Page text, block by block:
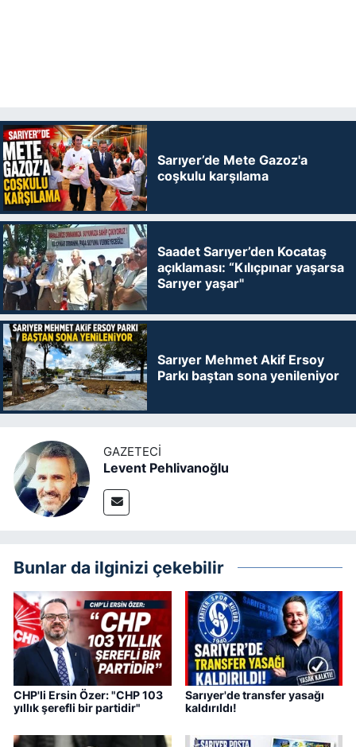
Sarıyer’de Mete Gazoz'a
coşkulu karşılama
Saadet Sarıyer’den Kocataş
açıklaması: “Kılıçpınar yaşarsa
Sarıyer yaşar"
Sarıyer Mehmet Akif Ersoy
Parkı baştan sona yenileniyor
GAZETECI
Levent Pehlivanoğlu
Bunlar da ilginizi çekebilir
CHP'li Ersin Özer: "CHP 103
yıllık şerefli bir partidir"
Sarıyer'de transfer yasağı
kaldırıldı!